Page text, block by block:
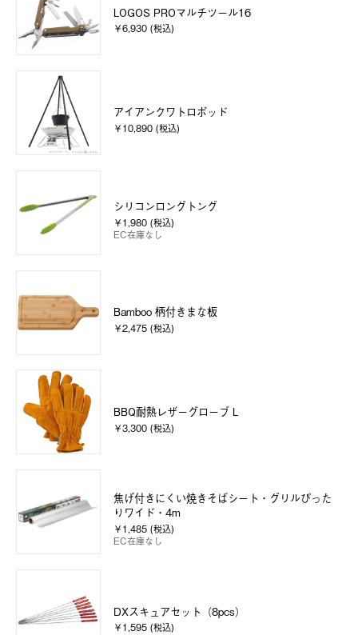
LOGOS PROマルチツール16
￥6,930 (税込)
アイアンクワトロポッド
￥10,890 (税込)
シリコンロングトング
￥1,980 (税込)
EC在庫なし
Bamboo 柄付きまな板
￥2,475 (税込)
BBQ耐熱レザーグローブ L
￥3,300 (税込)
焦げ付きにくい焼きそばシート・グリルぴった
りワイド・4m
￥1,485 (税込)
EC在庫なし
DXスキュアセット（8pcs）
￥1,595 (税込)